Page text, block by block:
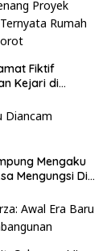
Fiktif
Kejari di
PKPCK
Mengaku
Mengungsi Dini